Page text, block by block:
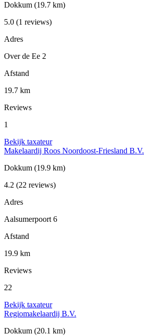
Dokkum (19.7 km)
5.0 (1 reviews)
Adres
Over de Ee 2
Afstand
19.7 km
Reviews
1
Bekijk taxateur
Makelaardij Roos Noordoost-Friesland B.V.
Dokkum (19.9 km)
4.2 (22 reviews)
Adres
Aalsumerpoort 6
Afstand
19.9 km
Reviews
22
Bekijk taxateur
Regiomakelaardij B.V.
Dokkum (20.1 km)